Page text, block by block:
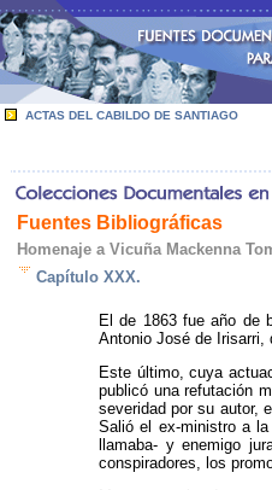
ACTAS DEL CABILDO DE SANTIAGO
Fuentes Bibliográficas
Homenaje a Vicuña Mackenna
Capítulo XXX.
El de 1863 fue año de
Antonio José de Irisarri,
Este último, cuya
publicó una refutación
severidad por su autor,
Salió el ex-ministro a
llamaba- y enemigo
conspiradores, los